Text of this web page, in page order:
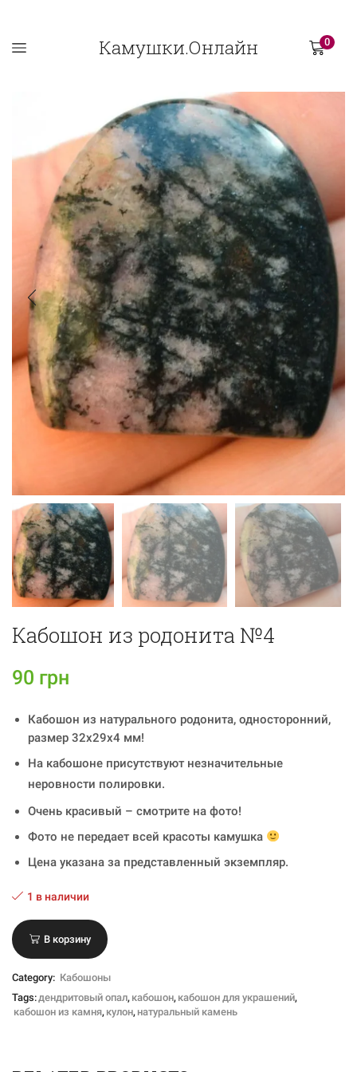
Камушки.Онлайн 0
Кабошон из родонита №4
90 грн
Кабошон из натурального родонита, односторонний,
размер 32x29x4 мм!
На кабошоне присутствуют незначительные
неровности полировки.
Очень красивый – смотрите на фото!
Фото не передает всей красоты камушка
Цена указана за представленный экземпляр.
1 в наличии
В корзину
Category: Кабошоны
Tags:дендритовый опал, кабошон, кабошон для украшений,
кабошон из камня, кулон, натуральный камень